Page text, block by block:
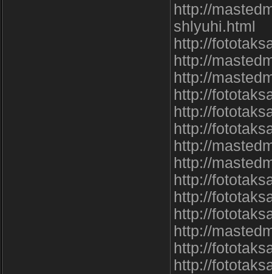
http://
shlyuhi.html
http://
http://
http://
http://
http://
http://
http://
http://
http://
http://
http://
http://
http://
http://